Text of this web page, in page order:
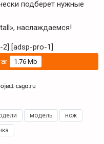
подберет нужные
наслаждаемся!
2] [adsp-pro-1]
1.76 Mb
модель нож